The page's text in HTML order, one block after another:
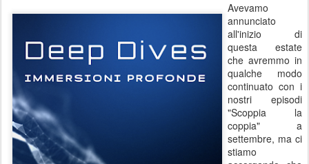
Avevamo
annunciato
all'inizio di
questa estate
che avremmo in
qualche modo
continuato con i
nostri episodi
"Scoppia la
coppia" a
settembre, ma ci
stiamo